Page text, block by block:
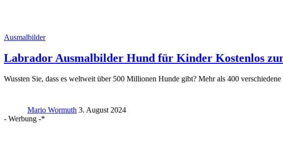
Ausmalbilder
Labrador Ausmalbilder Hund für Kinder Kostenlos
Wussten Sie, dass es weltweit über 500 Millionen Hunde gibt? Mehr als 400
Mario Wormuth 3. August 2024
- Werbung -*